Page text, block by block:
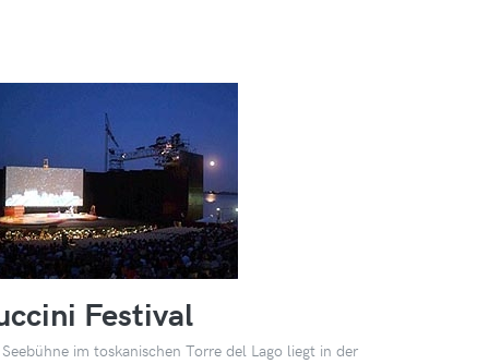
Festival
im toskanischen Torre del Lago liegt in der